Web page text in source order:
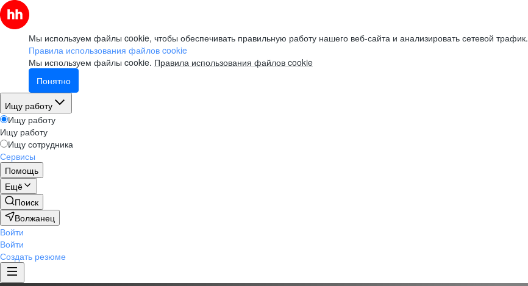
Мы используем файлы cookie, чтобы обеспечивать правильную работу нашего веб-сайта и анализировать сетевой трафик.
Правила использования файлов cookie
Мы используем файлы cookie. Правила использования файлов cookie
Понятно
Ищу работу
Ищу работу
Ищу работу
Ищу сотрудника
Сервисы
Помощь
Ещё
Поиск
Волжанец
Войти
Войти
Создать резюме